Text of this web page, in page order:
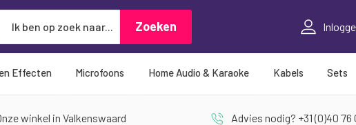
Zoeken
Effecten Microfoons Home Audio & Karaoke Kabels Sets
winkel in Valkenswaard Advies nodig? +31 (0)40 76